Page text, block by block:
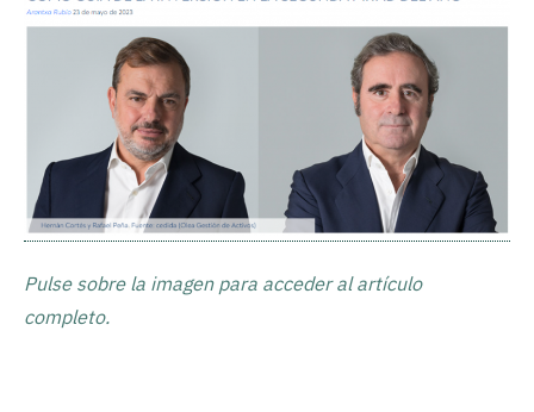
Pulse sobre la imagen para acceder al artículo
completo.